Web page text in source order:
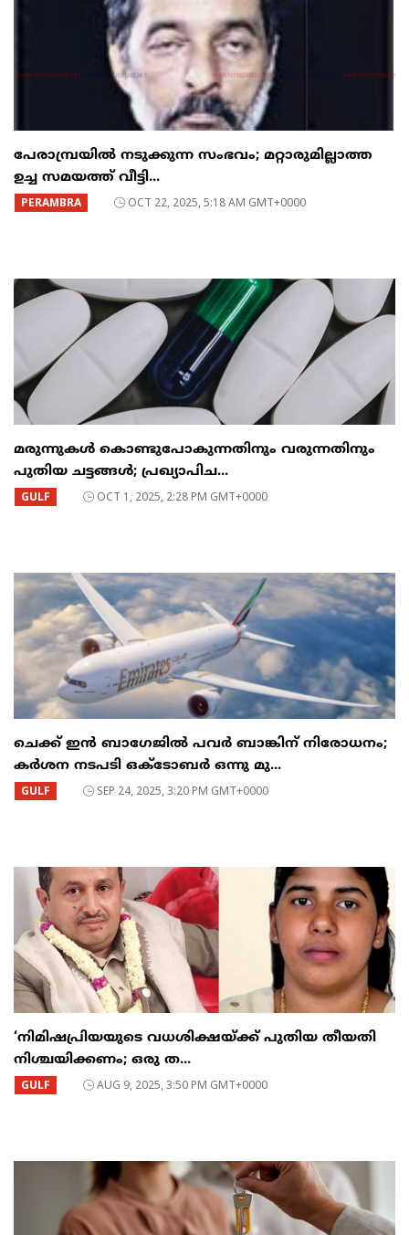
പേരാമ്പ്രയിൽ നടുക്കുന്ന സംഭവം; മറ്റാരുമില്ലാത്ത
ഉച്ച സമയത്ത് വീട്ടി...
PERAMBRA OCT 22, 2025, 5:18 AM GMT+0000
മരുന്നുകൾ കൊണ്ടുപോകുന്നതിനും വരുന്നതിനും
പുതിയ ചട്ടങ്ങൾ; പ്രഖ്യാപിച...
GULF OCT 1, 2025, 2:28 PM GMT+0000
ചെക്ക് ഇൻ ബാഗേജിൽ പവർ ബാങ്കിന് നിരോധനം;
കർശന നടപടി ഒക്ടോബർ ഒന്നു മു...
GULF SEP 24, 2025, 3:20 PM GMT+0000
‘നിമിഷപ്രിയയുടെ വധശിക്ഷയ്ക്ക് പുതിയ തീയതി
നിശ്ചയിക്കണം; ഒരു ത...
GULF AUG 9, 2025, 3:50 PM GMT+0000